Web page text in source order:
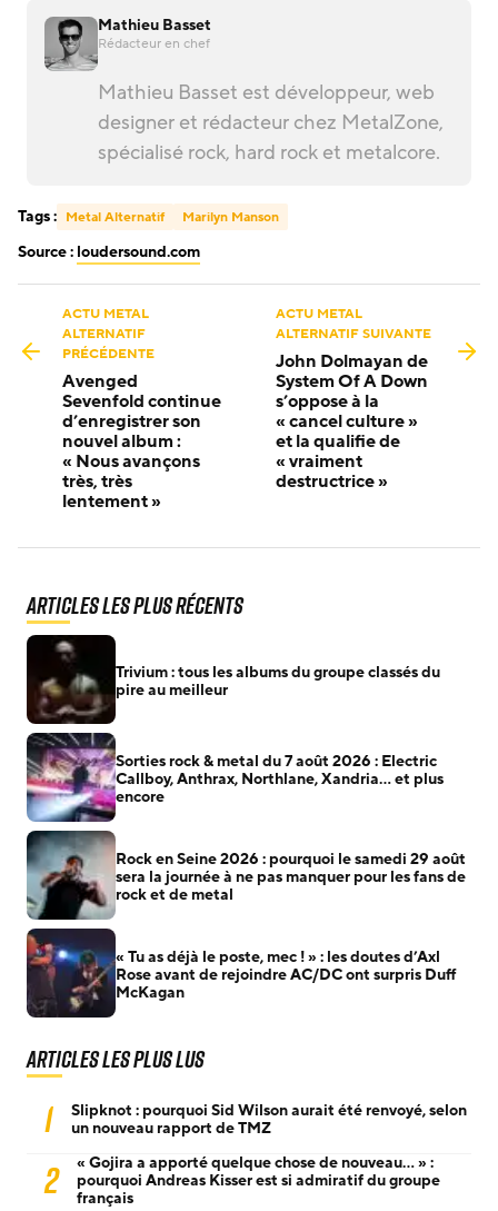
Mathieu Basset
Rédacteur en chef
Mathieu Basset est développeur, web
designer et rédacteur chez MetalZone,
spécialisé rock, hard rock et metalcore.
Tags : Metal Alternatif Marilyn Manson
Source : loudersound.com
ACTU METAL
ALTERNATIF
PRÉCÉDENTE
Avenged
Sevenfold continue
d’enregistrer son
nouvel album :
« Nous avançons
très, très
lentement »
ACTU METAL
ALTERNATIF SUIVANTE
John Dolmayan de
System Of A Down
s’oppose à la
« cancel culture »
et la qualifie de
« vraiment
destructrice »
Articles les plus récents
Trivium : tous les albums du groupe classés du
pire au meilleur
Sorties rock & metal du 7 août 2026 : Electric
Callboy, Anthrax, Northlane, Xandria… et plus
encore
Rock en Seine 2026 : pourquoi le samedi 29 août
sera la journée à ne pas manquer pour les fans de
rock et de metal
« Tu as déjà le poste, mec ! » : les doutes d’Axl
Rose avant de rejoindre AC/DC ont surpris Duff
McKagan
Articles les plus lus
1
Slipknot : pourquoi Sid Wilson aurait été renvoyé, selon
un nouveau rapport de TMZ
2
« Gojira a apporté quelque chose de nouveau… » :
pourquoi Andreas Kisser est si admiratif du groupe
français